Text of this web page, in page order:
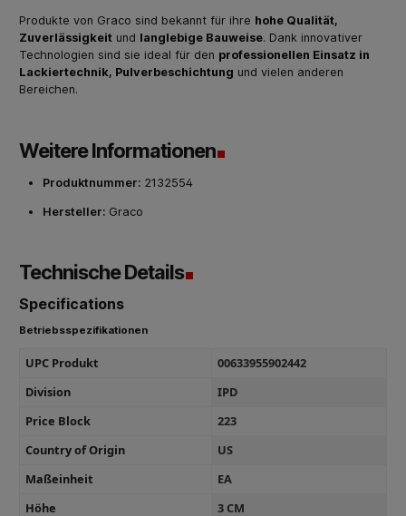
Produkte von Graco sind bekannt für ihre hohe Qualität,
Zuverlässigkeit und langlebige Bauweise. Dank innovativer
Technologien sind sie ideal für den professionellen Einsatz in
Lackiertechnik, Pulverbeschichtung und vielen anderen
Bereichen.
Weitere Informationen
Produktnummer: 2132554
Hersteller: Graco
Technische Details
Specifications
Betriebsspezifikationen
UPC Produkt
00633955902442
Division
IPD
Price Block
223
Country of Origin
US
Maßeinheit
EA
Höhe
3 CM